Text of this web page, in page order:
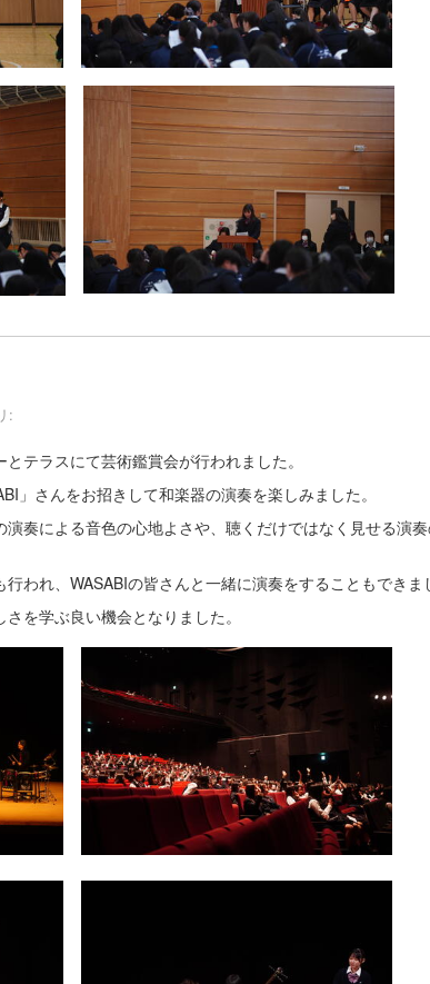
:
テラスにて芸術鑑賞会が行われました。
」さんをお招きして和楽器の演奏を楽しみました。
奏による音色の心地よさや、聴くだけではなく見せる演
われ、WASABIの皆さんと一緒に演奏をすることもできま
を学ぶ良い機会となりました。